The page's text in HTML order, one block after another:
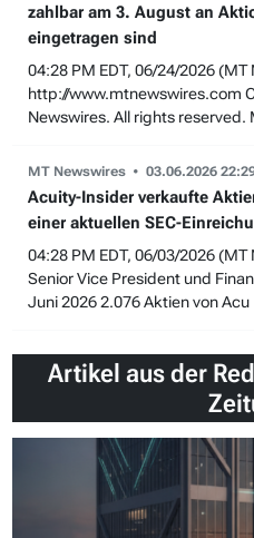
Artikel aus der
zahlbar am 3. August an
eingetragen sind
04:28 PM EDT, 06/24/2026 (MT
http://www.mtnewswires.com
Newswires. All rights
MT Newswires 03.06.2026
Acuity-Insider verkaufte
einer aktuellen SEC-
04:28 PM EDT, 06/03/2026
Senior Vice President und
Juni 2026 2.076 Aktien von Acu